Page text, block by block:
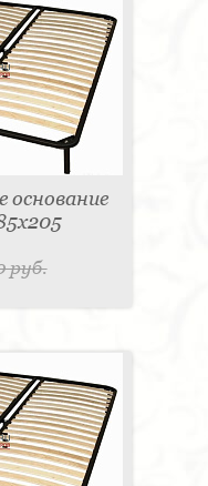
основание
руб.